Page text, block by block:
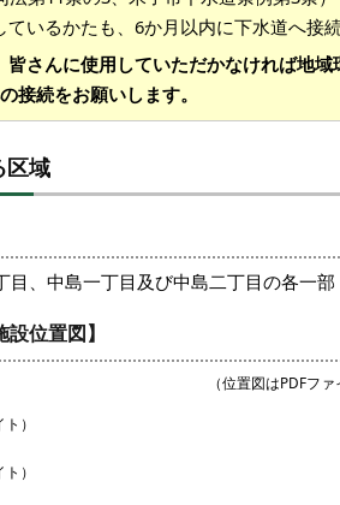
ているかたも、6か月以内に下水道へ接
さんに使用していただかなければ地域
接続をお願いします。
区域
目、中島一丁目及び中島二丁目の各一部
位置図】
（位置図はPDFフ
）
）